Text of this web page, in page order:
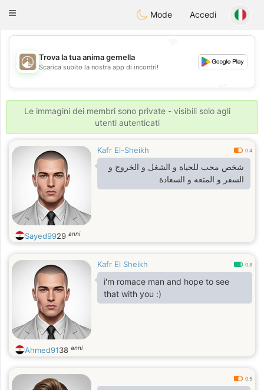
ahebik
Toggle
Mode Accedi
💖
💕
Trova la tua anima gemella
Scarica subito la nostra app di incontri!
Le immagini dei membri sono private - visibili solo agli
utenti autenticati
Kafr El-Sheikh 0.4
شخص محب للحياة و الشغل و الخروج و
السفر و المتعه و السعادة
Sayed9929 anni
Kafr El Sheikh 0.8
i'm romace man and hope to see
that with you :)
Ahmed9138 anni
0.5